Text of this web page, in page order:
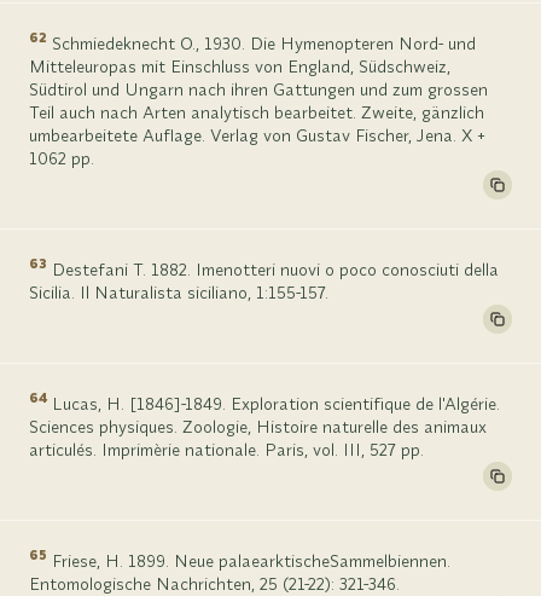
62 Schmiedeknecht O., 1930. Die Hymenopteren Nord- und
Mitteleuropas mit Einschluss von England, Südschweiz,
Südtirol und Ungarn nach ihren Gattungen und zum grossen
Teil auch nach Arten analytisch bearbeitet. Zweite, gänzlich
umbearbeitete Auflage. Verlag von Gustav Fischer, Jena. X +
1062 pp.
63 Destefani T. 1882. Imenotteri nuovi o poco conosciuti della
Sicilia. Il Naturalista siciliano, 1:155-157.
64 Lucas, H. [1846]-1849. Exploration scientifique de l'Algérie.
Sciences physiques. Zoologie, Histoire naturelle des animaux
articulés. Imprimèrie nationale. Paris, vol. III, 527 pp.
65 Friese, H. 1899. Neue palaearktischeSammelbiennen.
Entomologische Nachrichten, 25 (21-22): 321-346.